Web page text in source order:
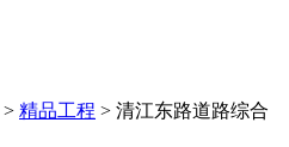
> 精品工程 > 清江东路道路综合